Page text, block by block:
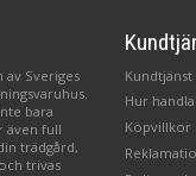
av Sveriges
bara
även full
trädgård,
trivas
Hur
Köpvillkor